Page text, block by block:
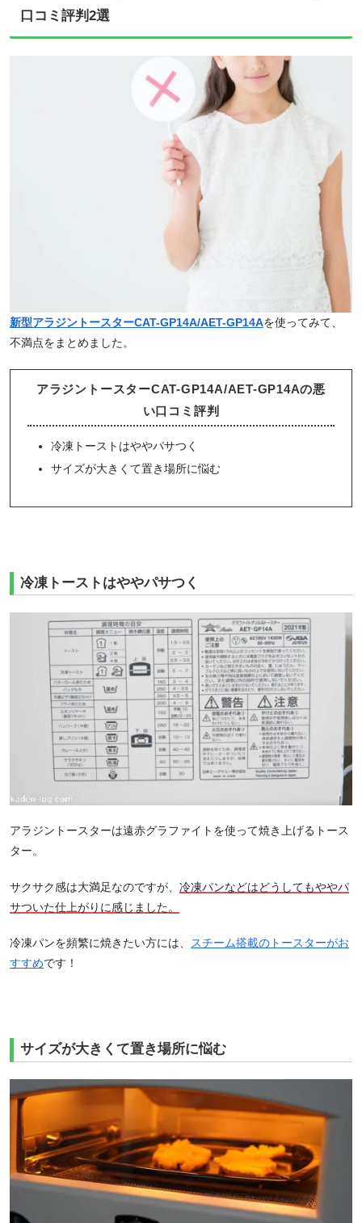
口コミ評判2選
新型アラジントースターCAT-GP14A/AET-GP14Aを使ってみて、
不満点をまとめました。
アラジントースターCAT-GP14A/AET-GP14Aの悪
い口コミ評判
冷凍トーストはややパサつく
サイズが大きくて置き場所に悩む
冷凍トーストはややパサつく
アラジントースターは遠赤グラファイトを使って焼き上げるトース
ター。
サクサク感は大満足なのですが、 冷凍パンなどはどうしてもややパ
サついた仕上がりに感じました。
冷凍パンを頻繁に焼きたい方には、 スチーム搭載のトースターがお
すすめです！
サイズが大きくて置き場所に悩む